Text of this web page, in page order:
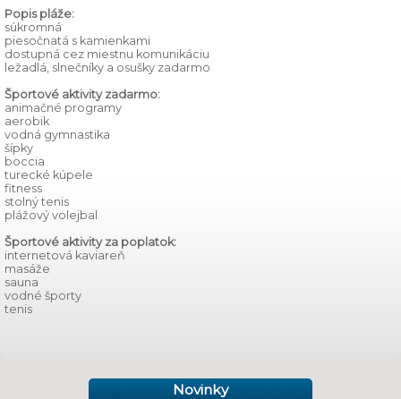
Popis pláže:
súkromná
piesočnatá s kamienkami
dostupná cez miestnu komunikáciu
ležadlá, slnečníky a osušky zadarmo
Športové aktivity zadarmo:
animačné programy
aerobik
vodná gymnastika
šípky
boccia
turecké kúpele
fitness
stolný tenis
plážový volejbal
Športové aktivity za poplatok:
internetová kaviareň
masáže
sauna
vodné športy
tenis
Novinky